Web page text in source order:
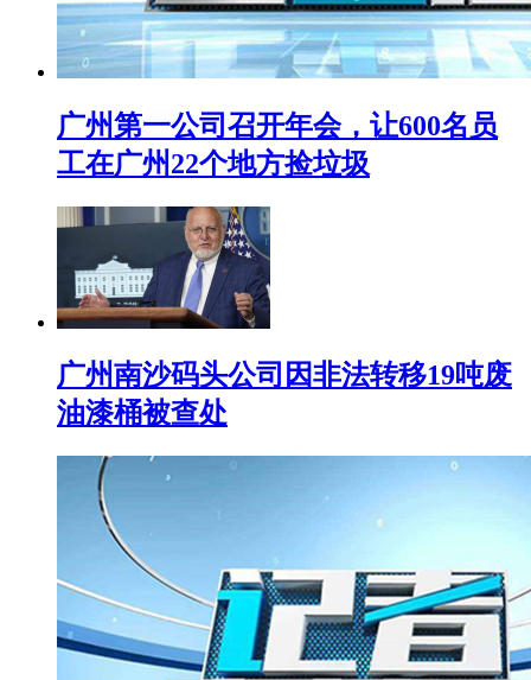
广州第一公司召开年会，让600名员
工在广州22个地方捡垃圾
广州南沙码头公司因非法转移19吨废
油漆桶被查处